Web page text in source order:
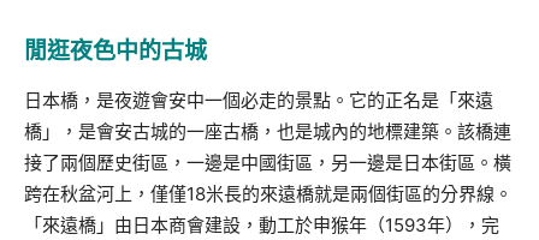
閒逛夜色中的古城
日本橋，是夜遊會安中一個必走的景點。它的正名是「來遠
橋」，是會安古城的一座古橋，也是城內的地標建築。該橋連
接了兩個歷史街區，一邊是中國街區，另一邊是日本街區。橫
跨在秋盆河上，僅僅18米長的來遠橋就是兩個街區的分界線。
「來遠橋」由日本商會建設，動工於申猴年（1593年），完